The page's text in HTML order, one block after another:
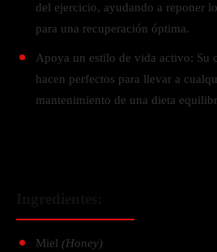
del ejercicio, ayudando a reponer
para una recuperación óptima.
Apoya un estilo de vida activo: Su
hacen perfectos para llevar a
mantenimiento de una dieta
Miel (Honey)